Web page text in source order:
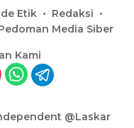
Etik
Redaksi
Media Siber
Kami
@Laskar